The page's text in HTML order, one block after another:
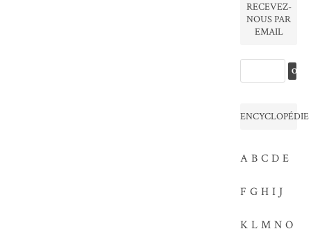
RECEVEZ-
NOUS PAR
EMAIL
ENCYCLOPÉDIE
A B C D E
F G H I J
K L M N O